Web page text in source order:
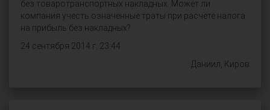
без товаротранспортных накладных. Может ли
компания учесть означенные траты при расчёте налога
на прибыль без накладных?
24 сентября 2014 г. 23:44
Даниил, Киров